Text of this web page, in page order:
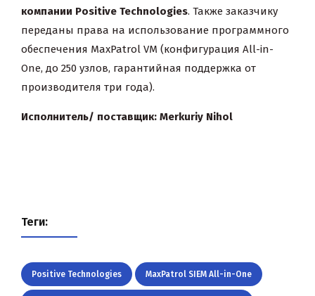
компании Positive Technologies. Также заказчику
переданы права на использование программного
обеспечения MaxPatrol VM (конфигурация All-in-
One, до 250 узлов, гарантийная поддержка от
производителя три года).
Исполнитель/ поставщик: Merkuriy Nihol
Теги:
Positive Technologies MaxPatrol SIEM All-in-One